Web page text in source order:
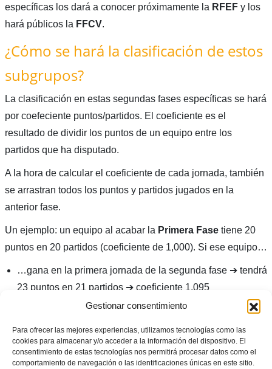
Gestionar consentimiento
Para ofrecer las mejores experiencias, utilizamos tecnologías como las
cookies para almacenar y/o acceder a la información del dispositivo. El
consentimiento de estas tecnologías nos permitirá procesar datos como el
comportamiento de navegación o las identificaciones únicas en este sitio.
específicas los dará a conocer próximamente la RFEFy los
hará públicos la FFCV.
¿Cómo se hará la clasificación de estos
subgrupos?
La clasificación en estas segundas fases específicas se hará
por coefeciente puntos/partidos. El coeficiente es el
resultado de dividir los puntos de un equipo entre los
partidos que ha disputado.
A la hora de calcular el coeficiente de cada jornada, también
se arrastran todos los puntos y partidos jugados en la
anterior fase.
Un ejemplo: un equipo al acabar la Primera Fase tiene 20
puntos en 20 partidos (coeficiente de 1,000). Si ese equipo…
…gana en la primera jornada de la segunda fase ➔ tendrá
23 puntos en 21 partidos ➔ coeficiente 1,095
…empata en la primera jornada de la segunda fase ➔
…pierde en la primera jornada de la segunda fase ➔
tendrá 20 puntos en 21 partidos ➔ coeficiente 0,952